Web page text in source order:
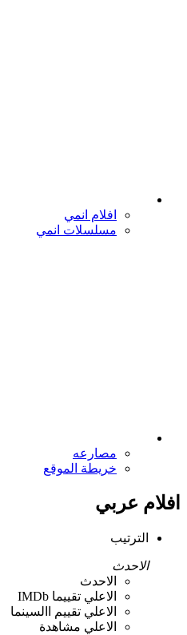
افلام انمي
مسلسلات انمي
مصارعه
خريطة الموقع
افلام عربي
الترتيب
الاحدث
الاحدث
الاعلي تقييما IMDb
الاعلي تقييم االسينما
الاعلي مشاهدة